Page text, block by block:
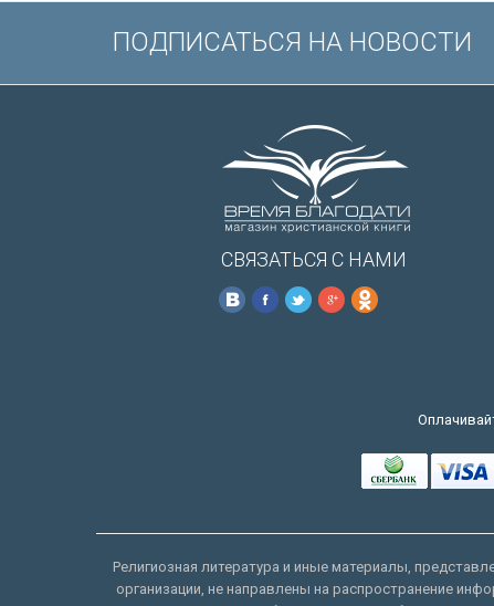
ПОДПИСАТЬСЯ НА НОВОСТИ
СВЯЗАТЬСЯ С НАМИ
Религиозная литература и иные материалы,
организации, не направлены на распространение